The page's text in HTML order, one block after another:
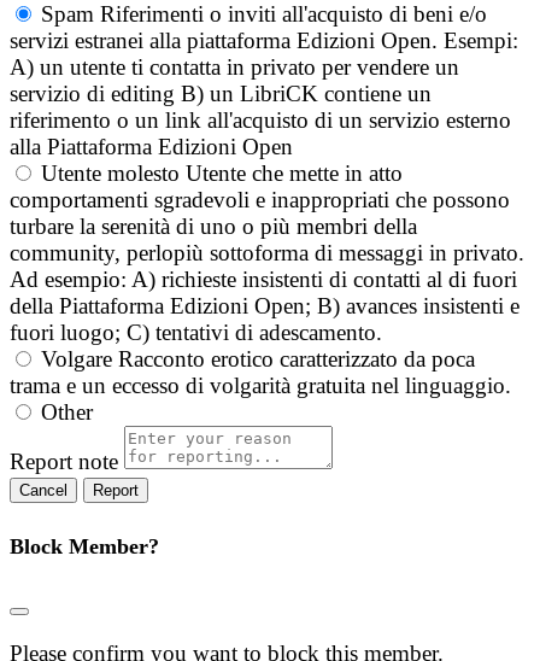
Spam Riferimenti o inviti all'acquisto di beni e/o
servizi estranei alla piattaforma Edizioni Open. Esempi:
A) un utente ti contatta in privato per vendere un
servizio di editing B) un LibriCK contiene un
riferimento o un link all'acquisto di un servizio esterno
alla Piattaforma Edizioni Open
Utente molesto Utente che mette in atto
comportamenti sgradevoli e inappropriati che possono
turbare la serenità di uno o più membri della
community, perlopiù sottoforma di messaggi in privato.
Ad esempio: A) richieste insistenti di contatti al di fuori
della Piattaforma Edizioni Open; B) avances insistenti e
fuori luogo; C) tentativi di adescamento.
Volgare Racconto erotico caratterizzato da poca
trama e un eccesso di volgarità gratuita nel linguaggio.
Other
Report note
Report
Block Member?
Please confirm you want to block this member.